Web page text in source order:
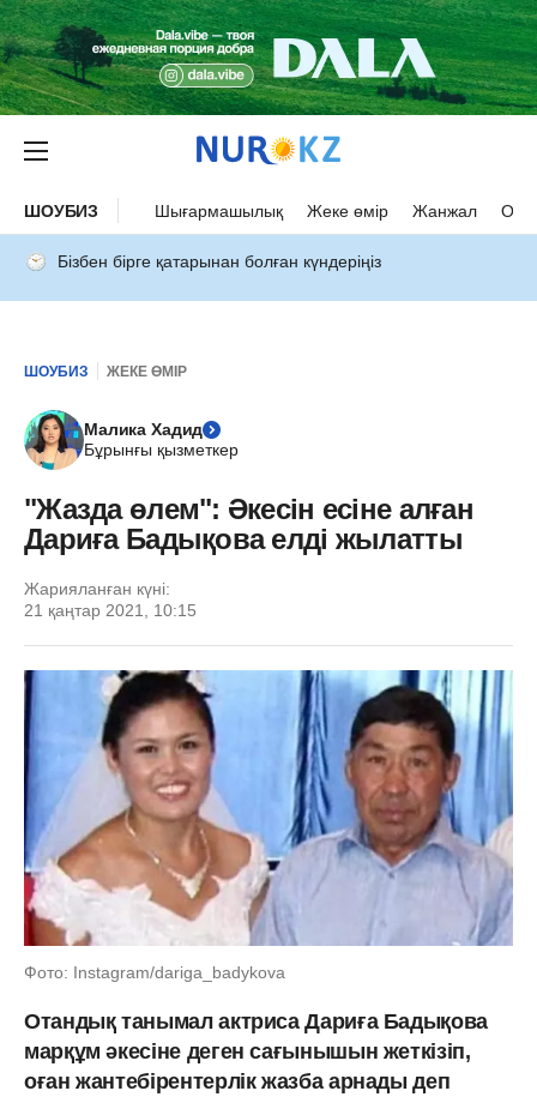
ШОУБИЗ Шығармашылық Жеке өмір Жанжал
Бізбен бірге қатарынан болған күндеріңіз
ШОУБИЗ ЖЕКЕ ӨМІР
Малика Хадид
Бұрынғы қызметкер
"Жазда өлем": Әкесін есіне алған
Дариға Бадықова елді жылатты
Жарияланған күні:
21 қаңтар 2021, 10:15
Фото: Instagram/dariga_badykova
Отандық танымал актриса Дариға Бадықова
марқұм әкесіне деген сағынышын жеткізіп,
оған жантебірентерлік жазба арнады деп